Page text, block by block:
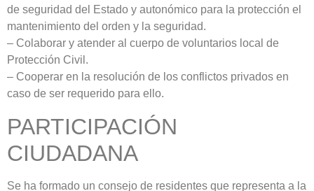
de seguridad del Estado y autonómico para la protección el
mantenimiento del orden y la seguridad.
– Colaborar y atender al cuerpo de voluntarios local de
Protección Civil.
– Cooperar en la resolución de los conflictos privados en
caso de ser requerido para ello.
PARTICIPACIÓN
CIUDADANA
Se ha formado un consejo de residentes que representa a la